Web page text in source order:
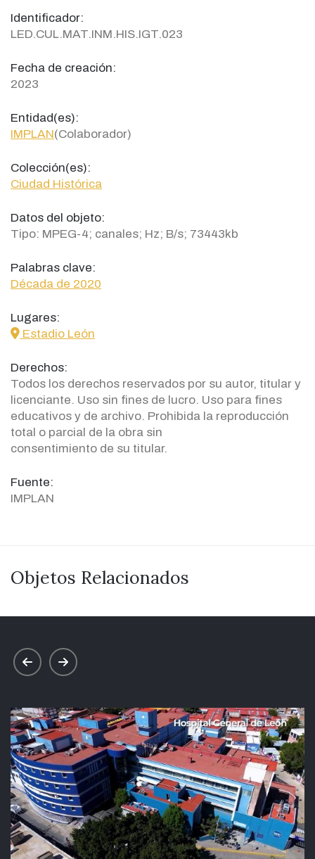
Identificador:
LED.CUL.MAT.INM.HIS.IGT.023
Fecha de creación:
2023
Entidad(es):
IMPLAN(Colaborador)
Colección(es):
Ciudad Histórica
Datos del objeto:
Tipo: MPEG-4; canales; Hz; B/s; 73443kb
Palabras clave:
Década de 2020
Lugares:
icon
Estadio León
Derechos:
Todos los derechos reservados por su autor, titular y
licenciante. Uso sin fines de lucro. Uso para fines
educativos y de archivo. Prohibida la reproducción
total o parcial de la obra sin
consentimiento de su titular.
Fuente:
IMPLAN
Objetos Relacionados
prev next